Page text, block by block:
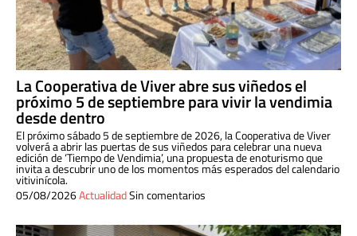
La Cooperativa de Viver abre sus viñedos el
próximo 5 de septiembre para vivir la vendimia
desde dentro
El próximo sábado 5 de septiembre de 2026, la Cooperativa de Viver
volverá a abrir las puertas de sus viñedos para celebrar una nueva
edición de ‘Tiempo de Vendimia’, una propuesta de enoturismo que
invita a descubrir uno de los momentos más esperados del calendario
vitivinícola.
05/08/2026ActualidadSin comentarios